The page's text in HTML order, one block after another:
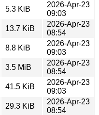
5.3 KiB
2026-Apr-23
09:03
13.7 KiB
2026-Apr-23
08:54
8.8 KiB
2026-Apr-23
09:03
3.5 MiB
2026-Apr-23
08:54
41.5 KiB
2026-Apr-23
09:03
29.3 KiB
2026-Apr-23
08:54